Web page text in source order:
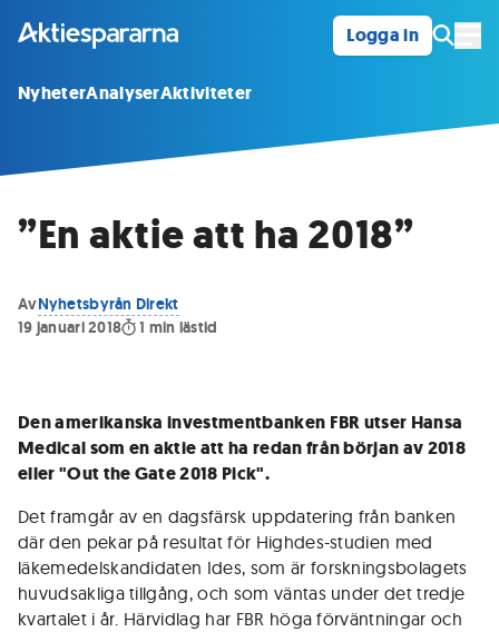
Logga in
NyheterAnalyserAktiviteter
”En aktie att ha 2018”
AvNyhetsbyrån Direkt
19 januari 2018
1 min lästid
Den amerikanska investmentbanken FBR utser Hansa
Medical som en aktie att ha redan från början av 2018
eller "Out the Gate 2018 Pick".
Det framgår av en dagsfärsk uppdatering från banken
där den pekar på resultat för Highdes-studien med
läkemedelskandidaten Ides, som är forskningsbolagets
huvudsakliga tillgång, och som väntas under det tredje
kvartalet i år. Härvidlag har FBR höga förväntningar och